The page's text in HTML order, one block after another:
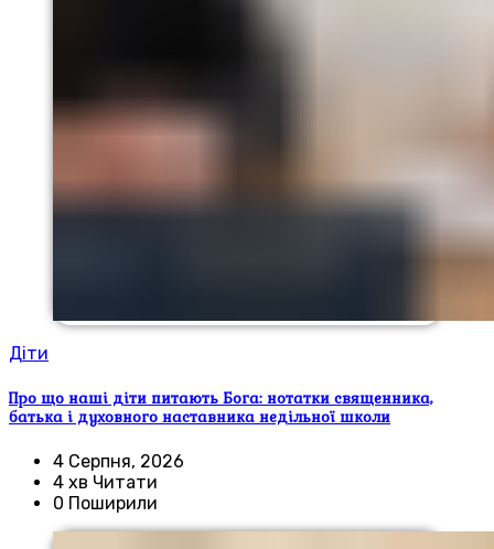
Діти
Про що наші діти питають Бога: нотатки священника,
батька і духовного наставника недільної школи
4 Серпня, 2026
4 хв Читати
0 Поширили